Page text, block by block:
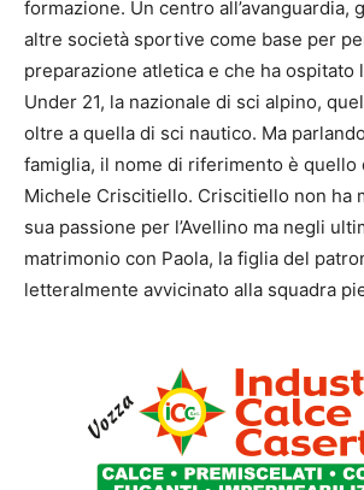
formazione. Un centro all’avanguardia,
altre società sportive come base per
preparazione atletica e che ha ospitato
Under 21, la nazionale di sci alpino,
oltre a quella di sci nautico. Ma
famiglia, il nome di riferimento è quello
Michele Criscitiello. Criscitiello non ha
sua passione per l’Avellino ma negli
matrimonio con Paola, la figlia del
letteralmente avvicinato alla squadra